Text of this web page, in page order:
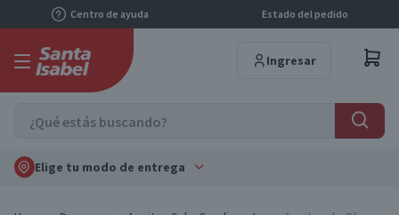
Centro de ayuda Estado del pedido
Ingresar
Elige tu modo de entrega